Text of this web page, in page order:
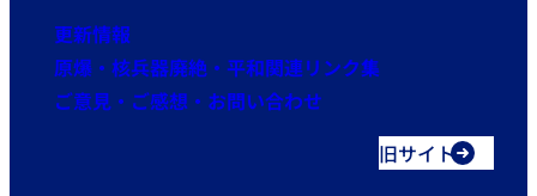
更新情報
原爆・核兵器廃絶・平和関連リンク集
ご意見・ご感想・お問い合わせ
旧サイト